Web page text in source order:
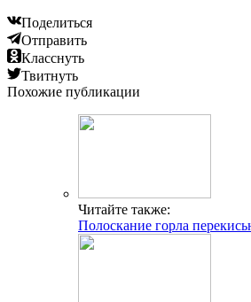
Поделиться
Отправить
Класснуть
Твитнуть
Похожие публикации
Читайте также:
Полоскание горла